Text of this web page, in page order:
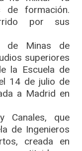
formación.
por sus
de Minas de
superiores
la Escuela de
14 de julio de
a Madrid en
Canales, que
de Ingenieros
creada en